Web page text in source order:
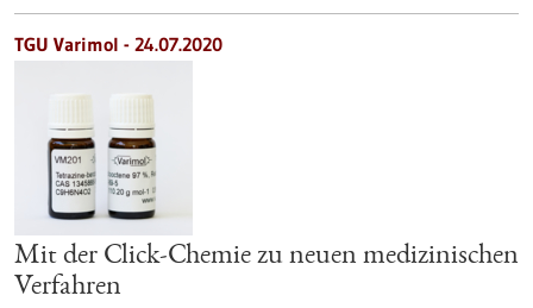
TGU Varimol - 24.07.2020
Mit der Click-Chemie zu neuen medizinischen
Verfahren